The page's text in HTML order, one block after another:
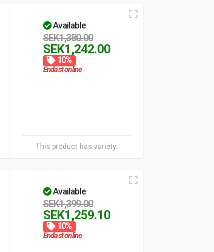
This product has variety.
Available
SEK1,380.00
SEK1,242.00
10%
Endast online
Available
SEK1,399.00
SEK1,259.10
10%
Endast online